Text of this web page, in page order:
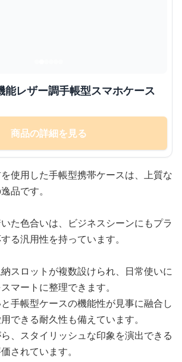
能レザー調手帳型スマホケース
商品の詳細を見る
使用した手帳型携帯ケースは、上質な
品です。
た色合いは、ビジネスシーンにもプラ
る汎用性を持っています。
スロットが複数設けられ、日常使いに
マートに整理できます。
手帳型ケースの機能性が見事に融合し
できる耐久性も備えています。
、スタイリッシュな印象を演出できる
されています。